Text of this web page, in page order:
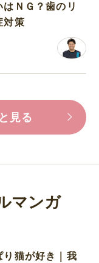
ＮＧ？歯のリ
対策
見る
マンガ
り猫が好き｜我